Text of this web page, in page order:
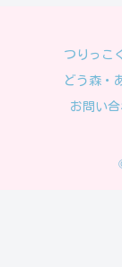
つりっこ
どう森・
お問い